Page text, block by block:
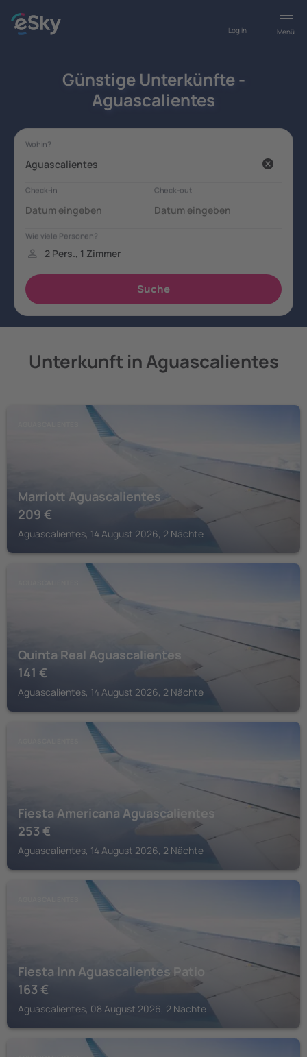
Menü
Log in
Günstige Unterkünfte -
Aguascalientes
Unterkunft in Aguascalientes
Marriott Aguascalientes
209 €
Aguascalientes, 14 August 2026, 2 Nächte
Quinta Real Aguascalientes
141 €
Aguascalientes, 14 August 2026, 2 Nächte
Fiesta Americana Aguascalientes
253 €
Aguascalientes, 14 August 2026, 2 Nächte
Fiesta Inn Aguascalientes Patio
163 €
Aguascalientes, 08 August 2026, 2 Nächte